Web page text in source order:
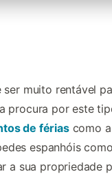
muito rentável
procura por este
de férias como a
espanhóis
a sua propriedade